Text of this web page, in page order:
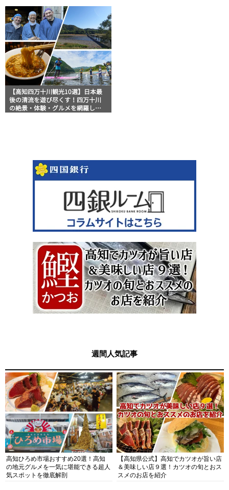
【高知四万十川観光10選】日本最
後の清流を遊び尽くす！四万十川
の絶景・体験・グルメを網羅した
週間人気記事
高知ひろめ市場おすすめ20選！高知
の地元グルメを一気に堪能できる超人
気スポットを徹底解剖
【高知県公式】高知でカツオが旨い店
＆美味しい店９選！カツオの旬とおス
スメのお店を紹介